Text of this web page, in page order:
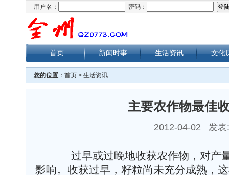
用户名： 密码：
首页 新闻时事 生活资讯 文化
您的位置 ： 首页 > 生活资讯
主要农作物最佳
2012-04-02 发表:
过早或过晚地收获农作物，对产
影响。收获过早，籽粒尚未充分成熟，